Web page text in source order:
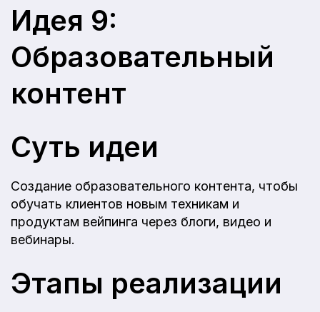
Идея 9:
Образовательный
контент
Суть идеи
Создание образовательного контента, чтобы
обучать клиентов новым техникам и
продуктам вейпинга через блоги, видео и
вебинары.
Этапы реализации